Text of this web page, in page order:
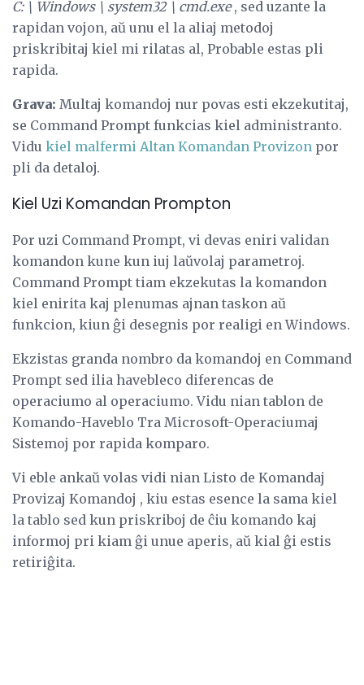
C: \ Windows \ system32 \ cmd.exe, sed uzante la
rapidan vojon, aŭ unu el la aliaj metodoj
priskribitaj kiel mi rilatas al, Probable estas pli
rapida.
Grava: Multaj komandoj nur povas esti ekzekutitaj,
se Command Prompt funkcias kiel administranto.
Vidu kiel malfermi Altan Komandan Provizon por
pli da detaloj.
Kiel Uzi Komandan Prompton
Por uzi Command Prompt, vi devas eniri validan
komandon kune kun iuj laŭvolaj parametroj.
Command Prompt tiam ekzekutas la komandon
kiel enirita kaj plenumas ajnan taskon aŭ
funkcion, kiun ĝi desegnis por realigi en Windows.
Ekzistas granda nombro da komandoj en Command
Prompt sed ilia havebleco diferencas de
operaciumo al operaciumo. Vidu nian tablon de
Komando-Haveblo Tra Microsoft-Operaciumaj
Sistemoj por rapida komparo.
Vi eble ankaŭ volas vidi nian Listo de Komandaj
Provizaj Komandoj , kiu estas esence la sama kiel
la tablo sed kun priskriboj de ĉiu komando kaj
informoj pri kiam ĝi unue aperis, aŭ kial ĝi estis
retiriĝita.